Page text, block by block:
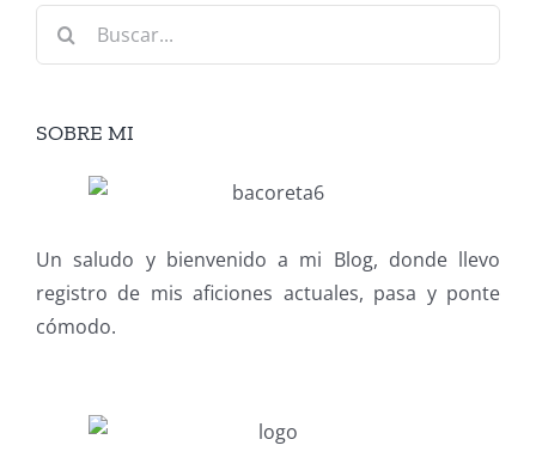
Buscar:
SOBRE MI
Un saludo y bienvenido a mi Blog, donde llevo
registro de mis aficiones actuales, pasa y ponte
cómodo.